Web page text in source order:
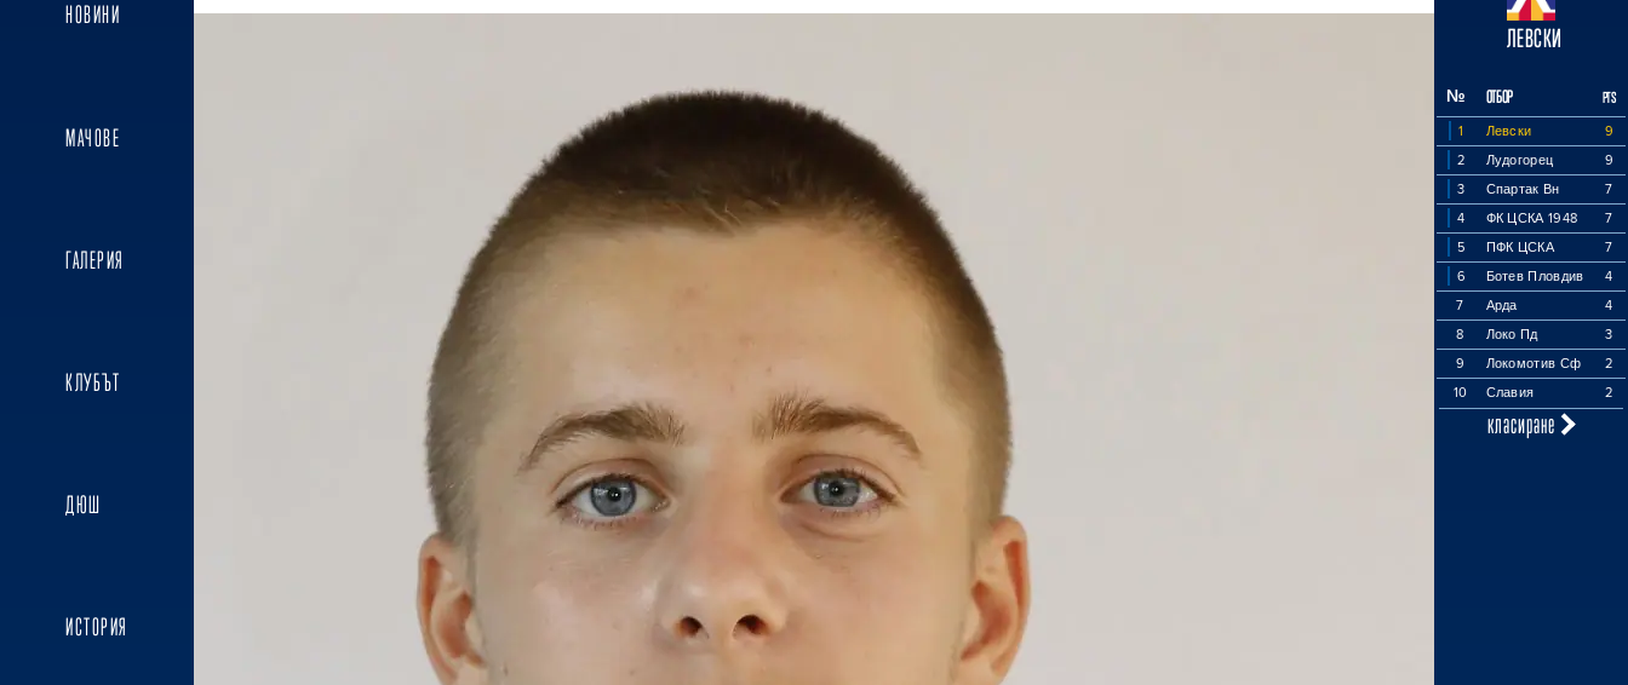
НОВИНИ
МАЧОВЕ
ГАЛЕРИЯ
КЛУБЪТ
ДЮШ
ИСТОРИЯ
ЛЕВСКИ
№ ОТБОР PTS
1 Левски
9
2
Лудогорец
9
3
Спартак Вн
7
4
ФК ЦСКА 1948
7
5
ПФК ЦСКА
7
6
Ботев Пловдив
4
7
Арда
4
8
Локо Пд
3
9
Локомотив Сф
2
10
Славия 2
класиране